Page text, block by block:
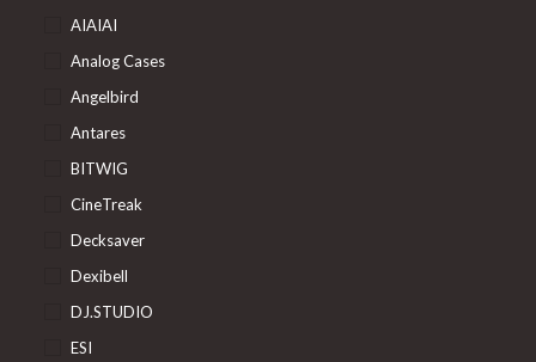
AIAIAI
Analog Cases
Angelbird
Antares
BITWIG
CineTreak
Decksaver
Dexibell
DJ.STUDIO
ESI